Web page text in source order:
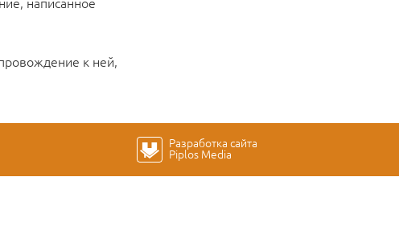
к ней,
Разработка сайта
Piplos Media